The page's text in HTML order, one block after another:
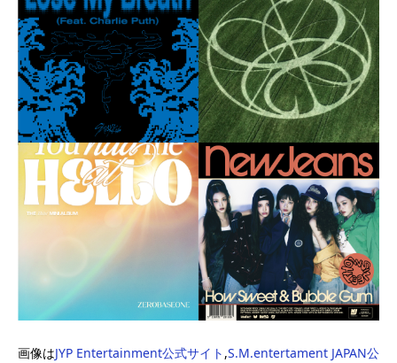
画像はJYP Entertainment公式サイト ,S.M.entertament JAPAN公